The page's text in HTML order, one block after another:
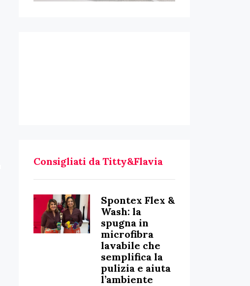
Consigliati da Titty&Flavia
Spontex Flex &
Wash: la
spugna in
microfibra
lavabile che
semplifica la
pulizia e aiuta
l’ambiente